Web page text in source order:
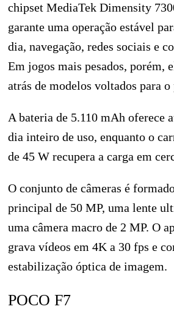
chipset MediaTek Dimensity
garante uma operação estável
dia, navegação, redes sociais e
Em jogos mais pesados, porém,
atrás de modelos voltados para
A bateria de 5.110 mAh oferece
dia inteiro de uso, enquanto o
de 45 W recupera a carga em
O conjunto de câmeras é
principal de 50 MP, uma lente
uma câmera macro de 2 MP. O
grava vídeos em 4K a 30 fps e
estabilização óptica de imagem.
POCO F7